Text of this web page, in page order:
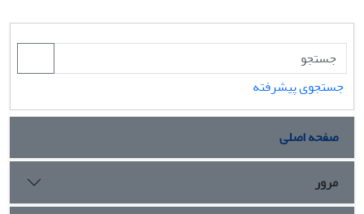
جستجوی پیشرفته
صفحه اصلی
مرور